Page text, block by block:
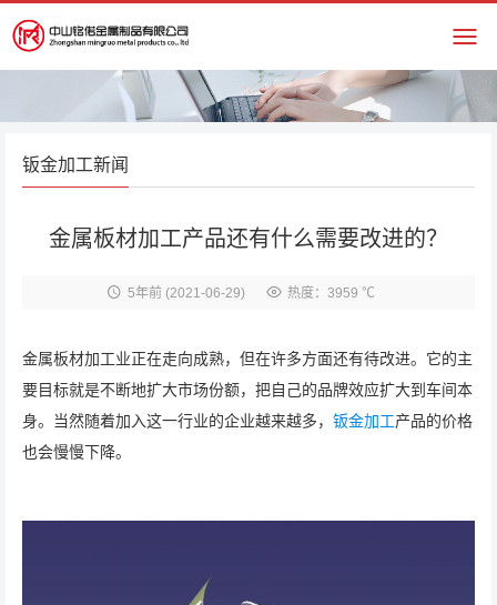
钣金加工新闻
金属板材加工产品还有什么需要改进的？
5年前(2021-06-29) 热度：3959 ℃
金属板材加工业正在走向成熟，但在许多方面还有待改进。它的主
要目标就是不断地扩大市场份额，把自己的品牌效应扩大到车间本
身。当然随着加入这一行业的企业越来越多， 钣金加工产品的价格
也会慢慢下降。